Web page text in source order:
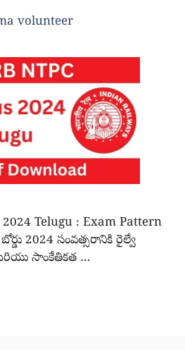
volunteer
2024 Telugu : Exam Pattern
2024 సంవత్సరానికి రైల్వే
సాంకేతికత …